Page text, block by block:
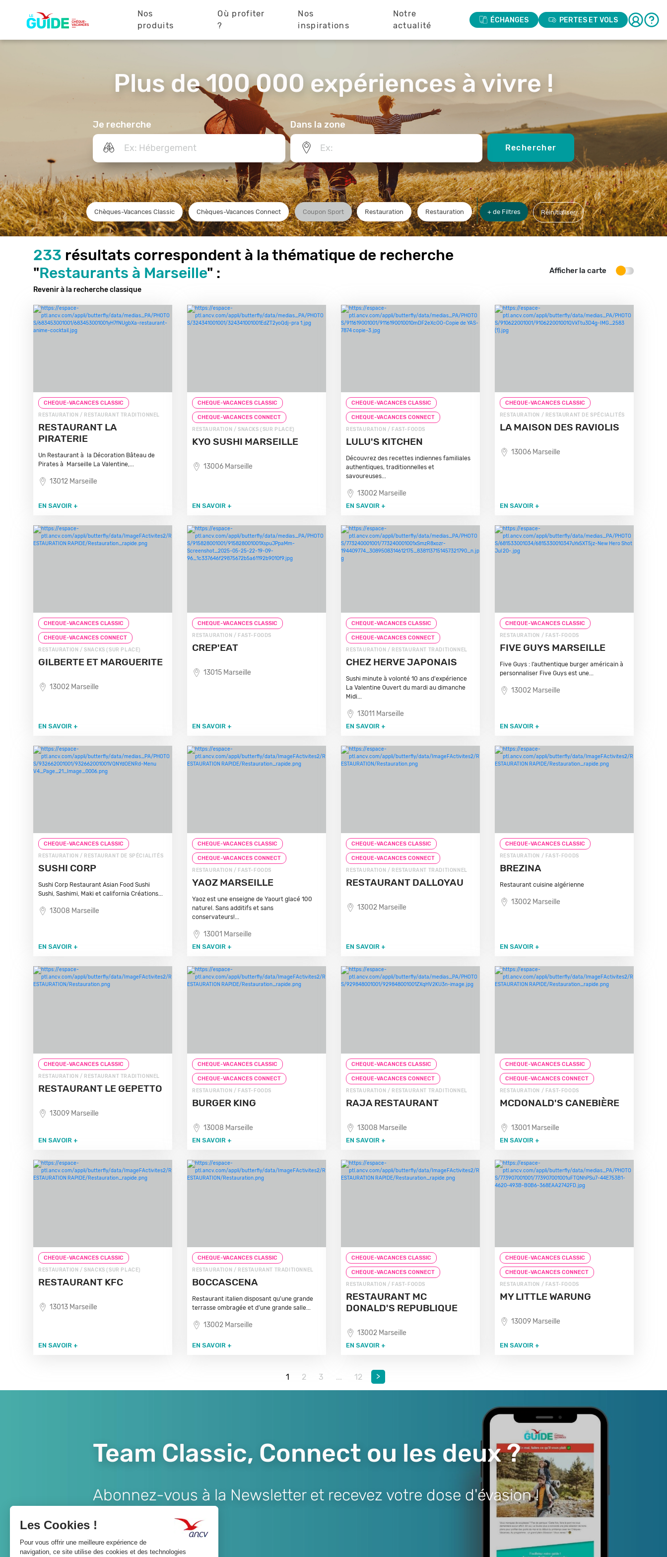
principale
Nos
produits
Où profiter
?
Nos
inspirations
Notre
actualité
ÉCHANGES PERTES ET VOLS
Plus de 100 000 expériences à vivre !
Je recherche Dans la zone
Rechercher
Chèques-Vacances Classic Chèques-Vacances Connect Coupon Sport Restauration Restauration + de Filtres Réinitialiser
233 résultats correspondent à la thématique de recherche
"Restaurants à Marseille" :
Revenir à la recherche classique
Afficher la carte
CHEQUE-VACANCES CLASSIC
RESTAURATION / RESTAURANT TRADITIONNEL
RESTAURANT LA
PIRATERIE
Un Restaurant à la Décoration Bâteau de
Pirates à Marseille La Valentine,...
13012 Marseille
EN SAVOIR +
CHEQUE-VACANCES CLASSIC
CHEQUE-VACANCES CONNECT
RESTAURATION / SNACKS (SUR PLACE)
KYO SUSHI MARSEILLE
13006 Marseille
EN SAVOIR +
CHEQUE-VACANCES CLASSIC
CHEQUE-VACANCES CONNECT
RESTAURATION / FAST-FOODS
LULU'S KITCHEN
Découvrez des recettes indiennes familiales
authentiques, traditionnelles et
savoureuses...
13002 Marseille
EN SAVOIR +
CHEQUE-VACANCES CLASSIC
RESTAURATION / RESTAURANT DE SPÉCIALITÉS
LA MAISON DES RAVIOLIS
13006 Marseille
EN SAVOIR +
CHEQUE-VACANCES CLASSIC
CHEQUE-VACANCES CONNECT
RESTAURATION / SNACKS (SUR PLACE)
GILBERTE ET MARGUERITE
13002 Marseille
EN SAVOIR +
CHEQUE-VACANCES CLASSIC
RESTAURATION / FAST-FOODS
CREP'EAT
13015 Marseille
EN SAVOIR +
CHEQUE-VACANCES CLASSIC
CHEQUE-VACANCES CONNECT
RESTAURATION / RESTAURANT TRADITIONNEL
CHEZ HERVE JAPONAIS
Sushi minute à volonté 10 ans d'expérience
La Valentine Ouvert du mardi au dimanche
Midi...
13011 Marseille
EN SAVOIR +
CHEQUE-VACANCES CLASSIC
RESTAURATION / FAST-FOODS
FIVE GUYS MARSEILLE
Five Guys : l’authentique burger américain à
personnaliser Five Guys est une...
13002 Marseille
EN SAVOIR +
CHEQUE-VACANCES CLASSIC
RESTAURATION / RESTAURANT DE SPÉCIALITÉS
SUSHI CORP
Sushi Corp Restaurant Asian Food Sushi
Sushi, Sashimi, Maki et california Créations...
13008 Marseille
EN SAVOIR +
CHEQUE-VACANCES CLASSIC
CHEQUE-VACANCES CONNECT
RESTAURATION / FAST-FOODS
YAOZ MARSEILLE
Yaoz est une enseigne de Yaourt glacé 100
naturel. Sans additifs et sans
conservateurs!...
13001 Marseille
EN SAVOIR +
CHEQUE-VACANCES CLASSIC
CHEQUE-VACANCES CONNECT
RESTAURATION / RESTAURANT TRADITIONNEL
RESTAURANT DALLOYAU
13002 Marseille
EN SAVOIR +
CHEQUE-VACANCES CLASSIC
RESTAURATION / FAST-FOODS
BREZINA
Restaurant cuisine algérienne
13002 Marseille
EN SAVOIR +
CHEQUE-VACANCES CLASSIC
RESTAURATION / RESTAURANT TRADITIONNEL
RESTAURANT LE GEPETTO
13009 Marseille
EN SAVOIR +
CHEQUE-VACANCES CLASSIC
CHEQUE-VACANCES CONNECT
RESTAURATION / FAST-FOODS
BURGER KING
13008 Marseille
EN SAVOIR +
CHEQUE-VACANCES CLASSIC
CHEQUE-VACANCES CONNECT
RESTAURATION / RESTAURANT TRADITIONNEL
RAJA RESTAURANT
13008 Marseille
EN SAVOIR +
CHEQUE-VACANCES CLASSIC
CHEQUE-VACANCES CONNECT
RESTAURATION / FAST-FOODS
MCDONALD'S CANEBIÈRE
13001 Marseille
EN SAVOIR +
CHEQUE-VACANCES CLASSIC
RESTAURATION / SNACKS (SUR PLACE)
RESTAURANT KFC
13013 Marseille
EN SAVOIR +
CHEQUE-VACANCES CLASSIC
RESTAURATION / RESTAURANT TRADITIONNEL
BOCCASCENA
Restaurant italien disposant qu'une grande
terrasse ombragée et d'une grande salle...
13002 Marseille
EN SAVOIR +
CHEQUE-VACANCES CLASSIC
CHEQUE-VACANCES CONNECT
RESTAURATION / FAST-FOODS
RESTAURANT MC
DONALD'S REPUBLIQUE
13002 Marseille
EN SAVOIR +
CHEQUE-VACANCES CLASSIC
CHEQUE-VACANCES CONNECT
RESTAURATION / FAST-FOODS
MY LITTLE WARUNG
13009 Marseille
EN SAVOIR +
1 2 3 ... 12 >
Team Classic, Connect ou les deux ?
Abonnez-vous à la Newsletter et recevez votre dose d'évasion !